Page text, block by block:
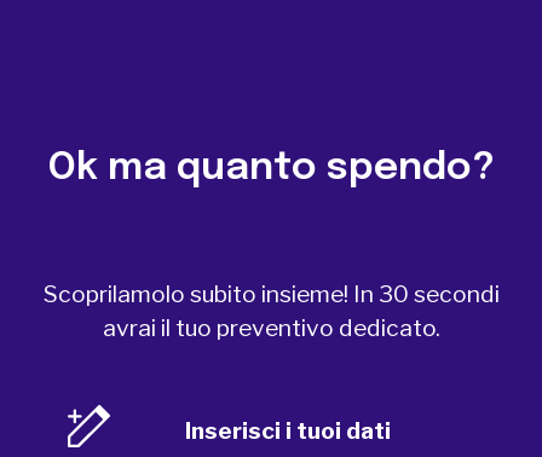
Ok ma quanto spendo?
Scoprilamolo subito insieme! In 30 secondi
avrai il tuo preventivo dedicato.
Inserisci i tuoi dati